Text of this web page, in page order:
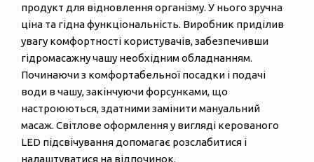
продукт для відновлення організму. У нього зручна
ціна та гідна функціональність. Виробник приділив
увагу комфортності користувачів, забезпечивши
гідромасажну чашу необхідним обладнанням.
Починаючи з комфортабельної посадки і подачі
води в чашу, закінчуючи форсунками, що
настроюються, здатними замінити мануальний
масаж. Світлове оформлення у вигляді керованого
LED підсвічування допомагає розслабитися і
налаштуватися на відпочинок.